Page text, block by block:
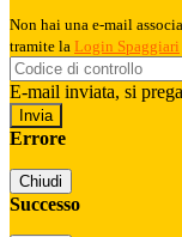
Non hai una e-mail
tramite la Login Spaggiari
E-mail inviata, si
Errore
Chiudi
Successo